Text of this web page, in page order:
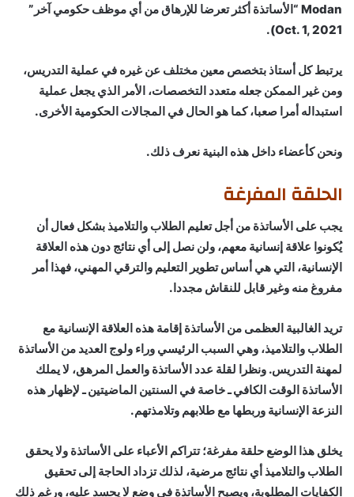
Modan “الأساتذة أكثر تعرضا للإرهاق من أي موظف حكومي آخر”
Oct. 1, 2021).
يرتبط كل أستاذ بتخصص معين مختلف عن غيره في عملية التدريس،
ومن غير الممكن جعله متعدد التخصصات، الأمر الذي يجعل عملية
استبداله أمرا صعبا، كما هو الحال في المجالات الحكومية الأخرى.
ونحن كأعضاء داخل هذه البنية نعرف ذلك.
الحلقة المفرغة
يجب على الأساتذة من أجل تعليم الطلاب والتلاميذ بشكل فعال أن
يُكونوا علاقة إنسانية معهم، ولن نصل إلى أي نتائج دون هذه العلاقة
الإنسانية، التي هي أساس تطوير التعليم والترقي المهني، فهذا أمر
مفروغ منه وغير قابل للنقاش مجددا.
تريد الغالبية العظمى من الأساتذة إقامة هذه العلاقة الإنسانية مع
الطلاب والتلاميذ، وهي السبب الرئيسي وراء ولوج العديد من الأساتذة
لمهنة التدريس. ونظرا لقلة عدد الأساتذة والعمل المرهق، لا يملك
الأساتذة الوقت الكافي ـ خاصة في السنتين الماضيتين ـ لإظهار هذه
النزعة الإنسانية وربطها مع طلابهم وتلامذتهم.
يخلق هذا الوضع حلقة مفرغة؛ تتراكم الأعباء على الأساتذة ولا يحقق
الطلاب والتلاميذ أي نتائج مرضية، لذلك تزداد الحاجة إلى تحقيق
الكفايات المطلوبة، ويصبح الأساتذة في وضع لا يحسد عليه، ورغم ذلك